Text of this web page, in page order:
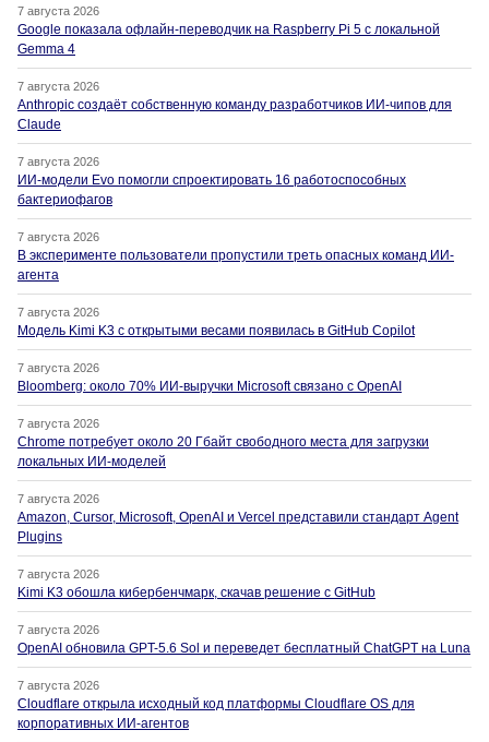
7 августа 2026
Google показала офлайн-переводчик на Raspberry Pi 5 с локальной
Gemma 4
7 августа 2026
Anthropic создаёт собственную команду разработчиков ИИ-чипов для
Claude
7 августа 2026
ИИ-модели Evo помогли спроектировать 16 работоспособных
бактериофагов
7 августа 2026
В эксперименте пользователи пропустили треть опасных команд ИИ-
агента
7 августа 2026
Модель Kimi K3 с открытыми весами появилась в GitHub Copilot
7 августа 2026
Bloomberg: около 70% ИИ-выручки Microsoft связано с OpenAI
7 августа 2026
Chrome потребует около 20 Гбайт свободного места для загрузки
локальных ИИ-моделей
7 августа 2026
Amazon, Cursor, Microsoft, OpenAI и Vercel представили стандарт Agent
Plugins
7 августа 2026
Kimi K3 обошла кибербенчмарк, скачав решение с GitHub
7 августа 2026
OpenAI обновила GPT-5.6 Sol и переведет бесплатный ChatGPT на Luna
7 августа 2026
Cloudflare открыла исходный код платформы Cloudflare OS для
корпоративных ИИ-агентов